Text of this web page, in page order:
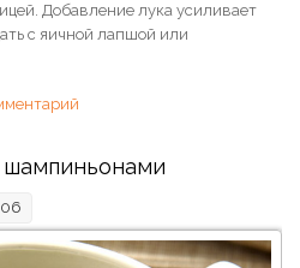
Добавление лука усиливает
с яичной лапшой или
с шампиньонами в грибном соусе